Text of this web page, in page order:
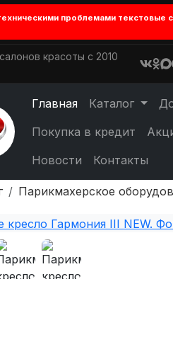
проблемами текстовые
красоты с 2010
Главная Каталог
Покупка в кредит
Новости
Контакты
Парикмахерское